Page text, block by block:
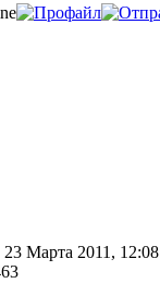
Марта 2011, 12:08